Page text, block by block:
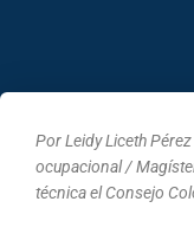
Por Leidy Liceth
ocupacional /
técnica el Consejo